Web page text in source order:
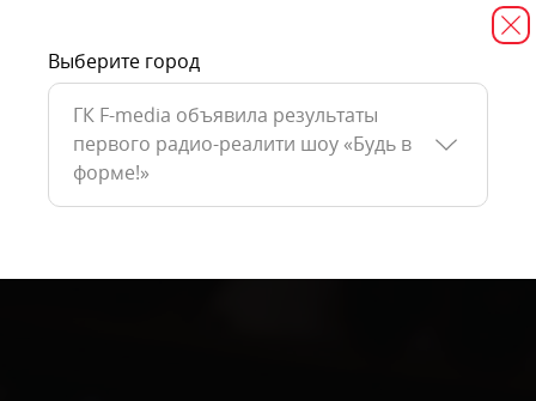
Выберите город
ГК F-media объявила результаты
первого радио-реалити шоу «Будь в
форме!»